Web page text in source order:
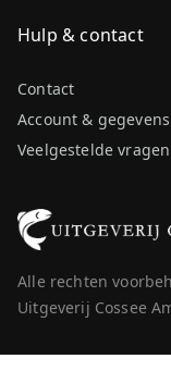
Hulp & contact
Account & gegevens
Veelgestelde vragen
Contact
Alle rechten
Uitgeverij Cossee